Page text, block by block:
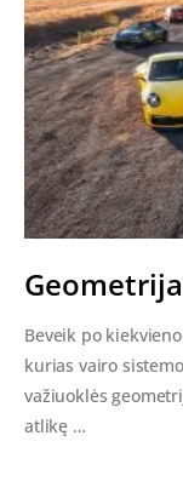
Beveik po
kurias vairo
važiuoklės
atlikę …